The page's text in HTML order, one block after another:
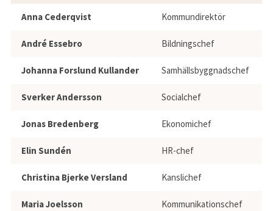
Anna Cederqvist Kommundirektör
André Essebro Bildningschef
Johanna Forslund Kullander Samhällsbyggnadschef
Sverker Andersson Socialchef
Jonas Bredenberg Ekonomichef
Elin Sundén HR-chef
Christina Bjerke Versland Kanslichef
Maria Joelsson Kommunikationschef